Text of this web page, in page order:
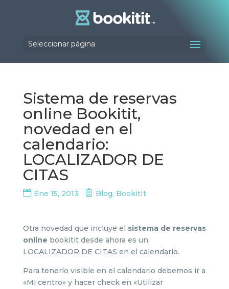
Seleccionar página
Sistema de reservas
online Bookitit,
novedad en el
calendario:
LOCALIZADOR DE
CITAS
Ene 15, 2013 Blog, BookitIt
Otra novedad que incluye el sistema de reservas
online bookitit desde ahora es un
LOCALIZADOR DE CITAS en el calendario.
Para tenerlo visible en el calendario debemos ir a
«Mi centro» y hacer check en «Utilizar